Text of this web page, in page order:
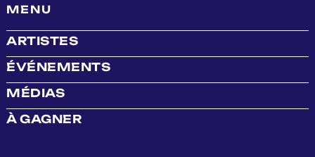
MENU
ARTISTES
ÉVÉNEMENTS
MÉDIAS
À GAGNER